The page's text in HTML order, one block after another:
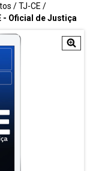
/TJ-CE /
- Oficial de Justiça